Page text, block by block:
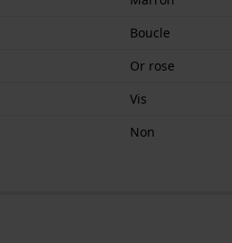
Boucle
Or rose
Vis
Non